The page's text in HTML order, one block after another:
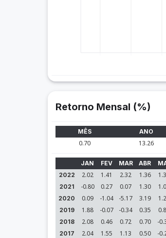
Retorno Mensal (%)
MÊS ANO
0.70 13.26
JAN FEV MAR ABR
2022
2.02 1.41 2.32 1.36
2021 -0.80 0.27 0.07 1.30
2020 0.09 -1.04 -5.17 3.19
2019 1.88 -0.07 -0.34 0.35
2018 2.08 0.46 0.72 0.70 -
2017 2.04 1.55 1.13 0.50 -